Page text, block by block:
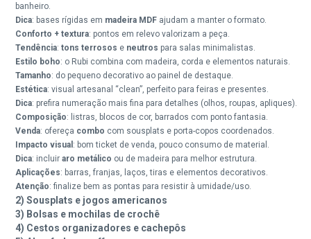
banheiro.
Dica: bases rígidas em madeira MDF ajudam a manter o formato.
Conforto + textura: pontos em relevo valorizam a peça.
Tendência:tons terrosos e neutros para salas minimalistas.
Estilo boho: o Rubi combina com madeira, corda e elementos naturais.
Tamanho: do pequeno decorativo ao painel de destaque.
Estética: visual artesanal “clean”, perfeito para feiras e presentes.
Dica: prefira numeração mais fina para detalhes (olhos, roupas, apliques).
Composição: listras, blocos de cor, barrados com ponto fantasia.
Venda: ofereça combo com sousplats e porta-copos coordenados.
Impacto visual : bom ticket de venda, pouco consumo de material.
Dica: incluiraro metálico ou de madeira para melhor estrutura.
Aplicações: barras, franjas, laços, tiras e elementos decorativos.
Atenção: finalize bem as pontas para resistir à umidade/uso.
2) Sousplats e jogos americanos
3) Bolsas e mochilas de crochê
4) Cestos organizadores e cachepôs